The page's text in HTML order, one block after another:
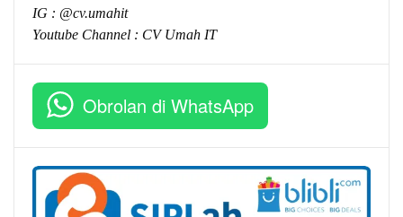
IG : @cv.umahit
Youtube Channel : CV Umah IT
Obrolan di WhatsApp